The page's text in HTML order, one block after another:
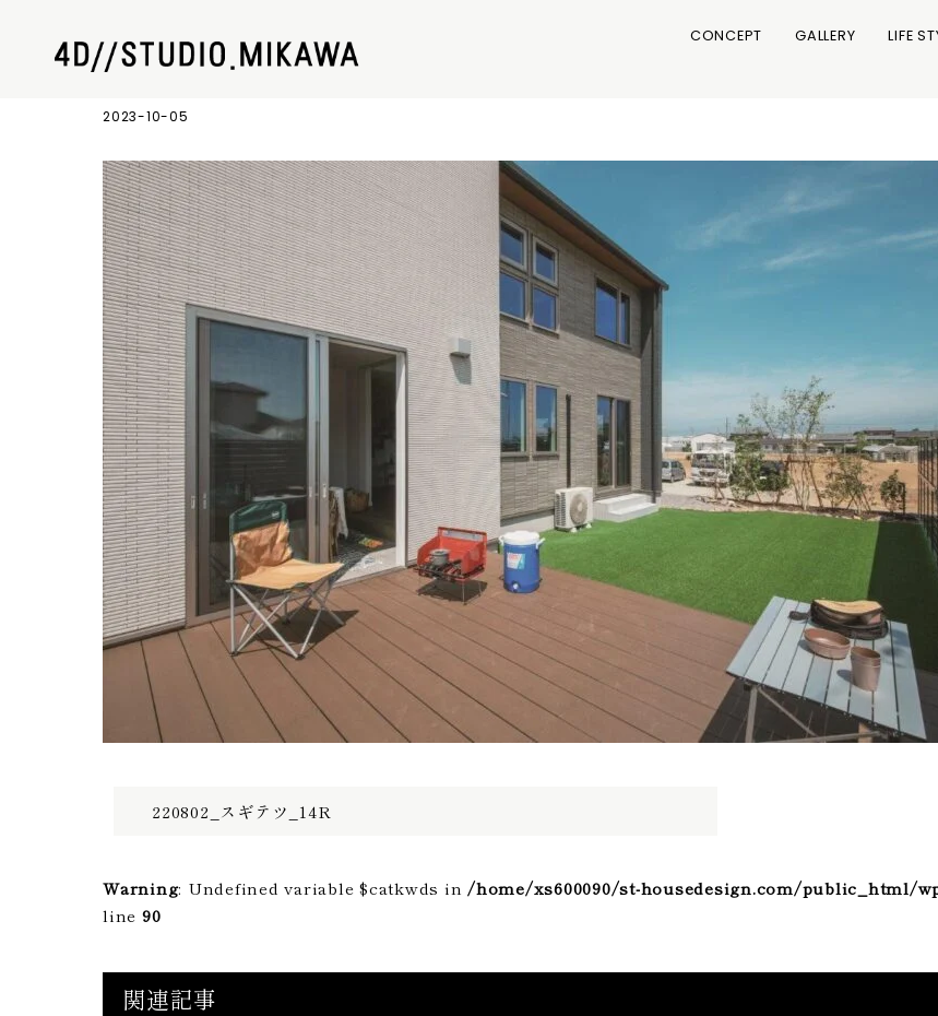
CONCEPT GALLERY LIFE
220802_スギテツ_14R
2023-10-05
220802_スギテツ_14R
Warning: Undefined variable $catkwds in /home/xs600090/st-housedesign.com/public_html/
line 90
関連記事